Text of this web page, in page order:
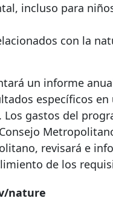
incluso para
con la
un informe
específicos
gastos del
revisará e
de los
nature